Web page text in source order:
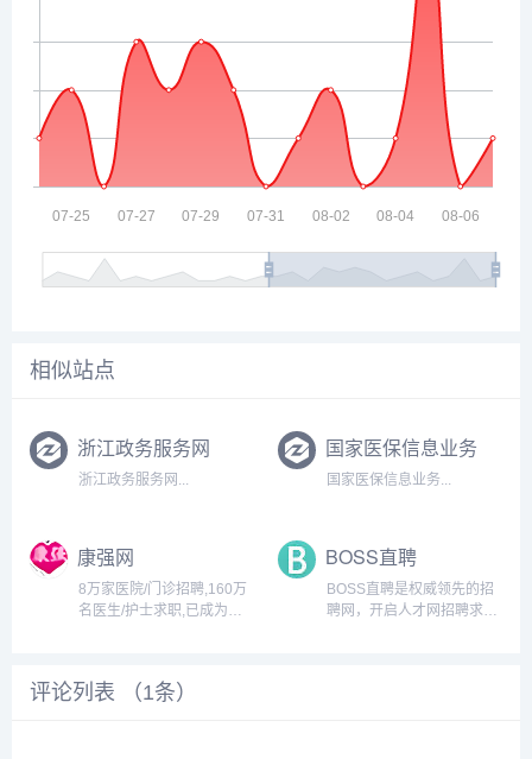
相似站点
浙江政务服务网
浙江政务服务网...
国家医保信息业务
国家医保信息业务...
康强网
8万家医院/门诊招聘,160万
名医生/护士求职,已成为医
BOSS直聘
BOSS直聘是权威领先的招
聘网，开启人才网招聘求职
评论列表 （1条）